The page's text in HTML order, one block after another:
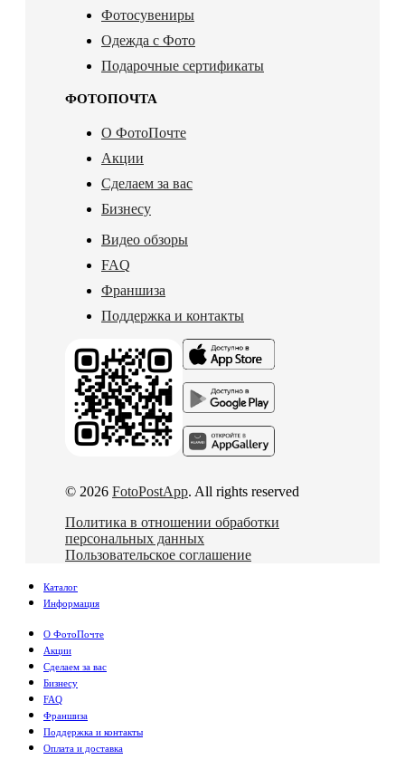
Фотосувениры
Одежда с Фото
Подарочные сертификаты
ФОТОПОЧТА
О ФотоПочте
Акции
Сделаем за вас
Бизнесу
Видео обзоры
FAQ
Франшиза
Поддержка и контакты
© 2026 FotoPostApp. All rights reserved
Политика в отношении обработки
персональных данных
Пользовательское соглашение
Каталог
Информация
О ФотоПочте
Акции
Сделаем за вас
Бизнесу
FAQ
Франшиза
Поддержка и контакты
Оплата и доставка